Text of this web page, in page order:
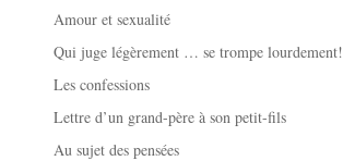
Amour et sexualité
Qui juge légèrement … se trompe lourdement!
Les confessions
Lettre d’un grand-père à son petit-fils
Au sujet des pensées